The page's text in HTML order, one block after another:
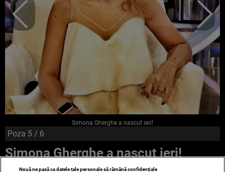
Simona Gherghe a nascut ieri!
Poza 5 / 6
Simona Gherghe a nascut ieri!
Nouă ne pasă ca datele tale personale să rămână confidențiale